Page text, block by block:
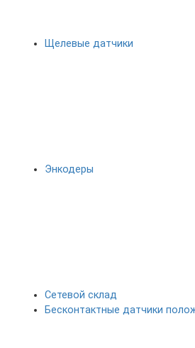
Щелевые датчики
Энкодеры
Сетевой склад
Бесконтактные датчики